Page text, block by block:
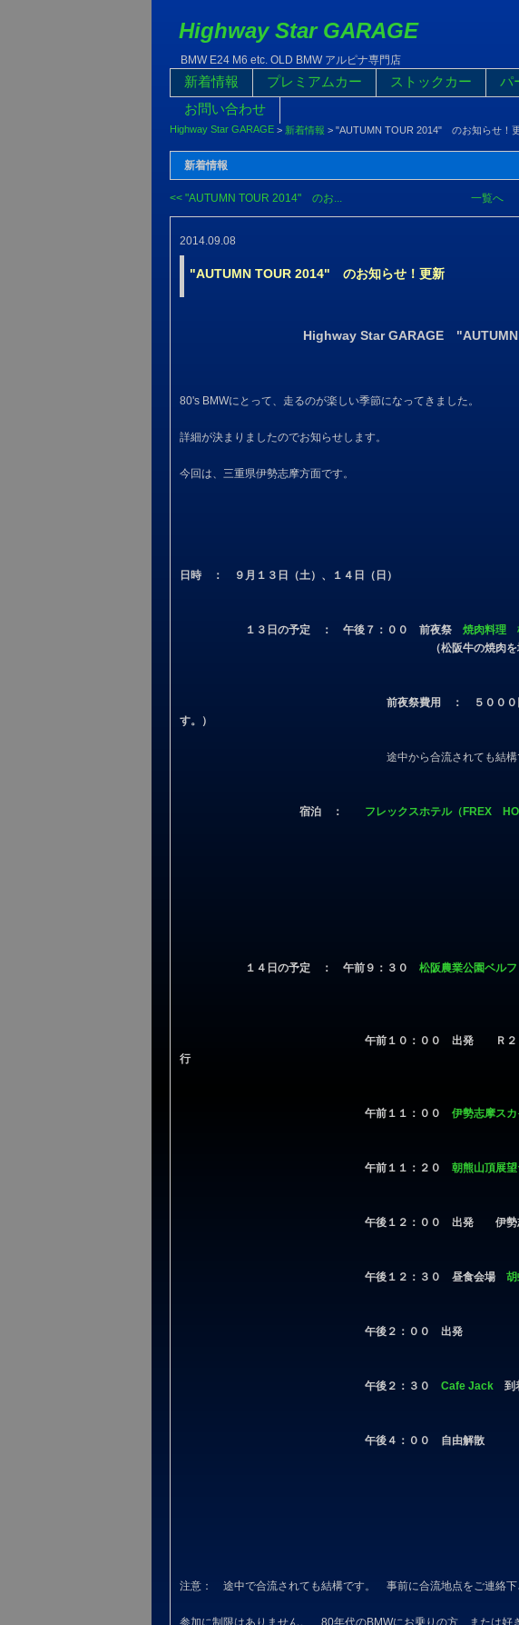
Highway Star GARAGE
BMW E24 M6 etc. OLD BMW アルピナ専門店
新着情報 プレミアムカー ストックカー パ
お問い合わせ
Highway Star GARAGE > 新着情報 > "AUTUMN TOUR 2014" のお知らせ！
新着情報
<< "AUTUMN TOUR 2014" のお... 一覧へ
2014.09.08
"AUTUMN TOUR 2014" のお知らせ！更新
Highway Star GARAGE
80's BMWにとって、走るのが楽しい季節になってきました。
詳細が決まりましたのでお知らせします。
今回は、三重県伊勢志摩方面です。
日時 ： ９月１３日（土）、１４日（日）
１３日の予定 ： 午後７：００ 前夜祭 焼肉料理
（松阪牛の焼肉
前夜祭費用 ： ５０００
す。）
途中から合流されても結構です。 事前
宿泊 ： フレックスホテル（FREX
１４日の予定 ： 午前９：３０ 松阪農業公園ベル
午前１０：００ 出発 Ｒ２
行
午前１１：００ 伊勢志摩ス
午前１１：２０ 朝熊山頂展
午後１２：００ 出発 伊勢志
午後１２：３０ 昼食会場
午後２：００ 出発
午後２：３０ Cafe Jack 到
午後４：００ 自由解散
注意： 途中で合流されても結構です。 事前に合流地点をご連絡下
参加に制限はありません。 80年代のBMWにお乗りの方、または